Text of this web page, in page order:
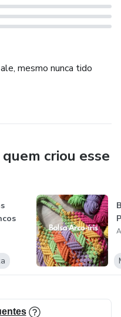
mesmo nunca tido
criou esse